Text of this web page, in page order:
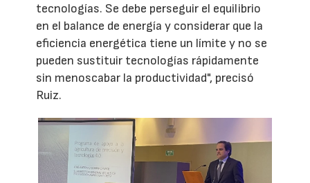
tecnologías. Se debe perseguir el equilibrio
en el balance de energía y considerar que la
eficiencia energética tiene un límite y no se
pueden sustituir tecnologías rápidamente
sin menoscabar la productividad", precisó
Ruiz.